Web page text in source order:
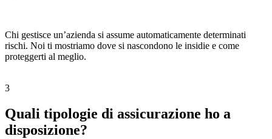
Chi gestisce un’azienda si assume automaticamente determinati
rischi. Noi ti mostriamo dove si nascondono le insidie e come
proteggerti al meglio.
3
Quali tipologie di assicurazione ho a
disposizione?